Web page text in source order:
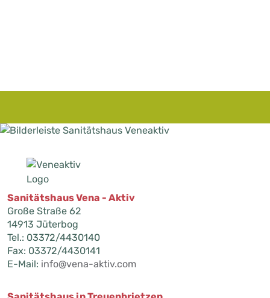
Sanitätshaus Vena - Aktiv
Große Straße 62
14913 Jüterbog
Tel.: 03372/4430140
Fax: 03372/4430141
E-Mail: info@vena-aktiv.com